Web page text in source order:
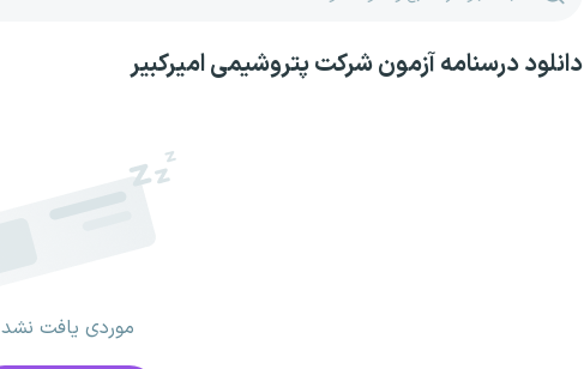
دانلود درسنامه آزمون شرکت پتروشیمی امیرکبیر
موردی یافت نشد